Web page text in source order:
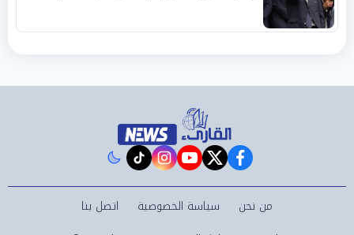
facebook
twitter
youtube
instagram
tiktok
من نحن سياسة الخصوصية اتصل بنا